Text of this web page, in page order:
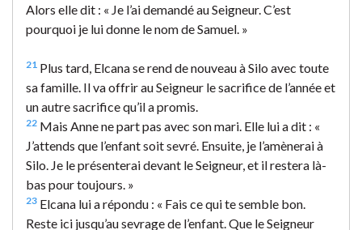
Alors elle dit : « Je l’ai demandé au Seigneur. C’est
pourquoi je lui donne le nom de Samuel. »
21 Plus tard, Elcana se rend de nouveau à Silo avec toute
sa famille. Il va offrir au Seigneur le sacrifice de l’année et
un autre sacrifice qu’il a promis.
22 Mais Anne ne part pas avec son mari. Elle lui a dit : «
J’attends que l’enfant soit sevré. Ensuite, je l’amènerai à
Silo. Je le présenterai devant le Seigneur, et il restera là-
bas pour toujours. »
23 Elcana lui a répondu : « Fais ce qui te semble bon.
Reste ici jusqu’au sevrage de l’enfant. Que le Seigneur